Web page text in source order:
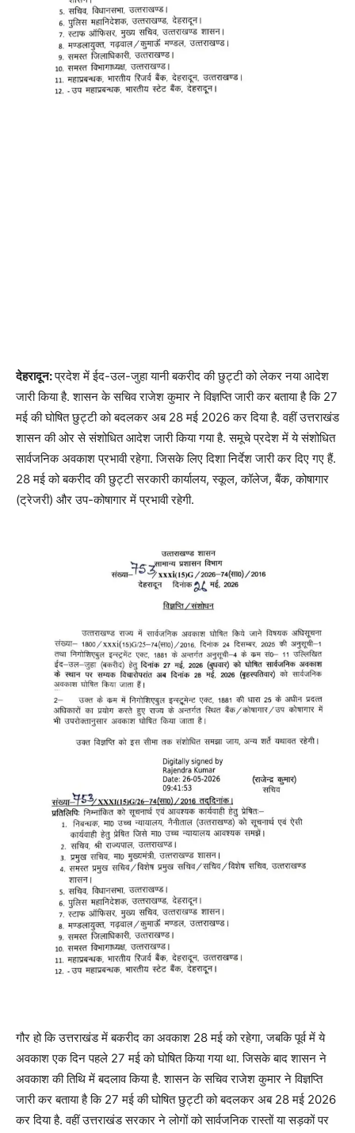
देहरादून:प्रदेश में ईद-उल-जुहा यानी बकरीद की छुट्टी को लेकर नया आदेश
जारी किया है. शासन के सचिव राजेश कुमार ने विज्ञप्ति जारी कर बताया है कि 27
मई की घोषित छुट्टी को बदलकर अब 28 मई 2026 कर दिया है. वहीं उत्तराखंड
शासन की ओर से संशोधित आदेश जारी किया गया है. समूचे प्रदेश में ये संशोधित
सार्वजनिक अवकाश प्रभावी रहेगा. जिसके लिए दिशा निर्देश जारी कर दिए गए हैं.
28 मई को बकरीद की छुट्टी सरकारी कार्यालय, स्कूल, कॉलेज, बैंक, कोषागार
(ट्रेजरी) और उप-कोषागार में प्रभावी रहेगी.
गौर हो कि उत्तराखंड में बकरीद का अवकाश 28 मई को रहेगा, जबकि पूर्व में ये
अवकाश एक दिन पहले 27 मई को घोषित किया गया था. जिसके बाद शासन ने
अवकाश की तिथि में बदलाव किया है. शासन के सचिव राजेश कुमार ने विज्ञप्ति
जारी कर बताया है कि 27 मई की घोषित छुट्टी को बदलकर अब 28 मई 2026
कर दिया है. वहीं उत्तराखंड सरकार ने लोगों को सार्वजनिक रास्तों या सड़कों पर